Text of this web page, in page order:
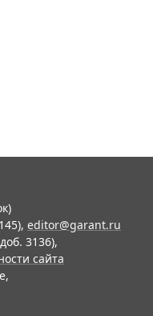
editor@garant.ru
3136),
сайта